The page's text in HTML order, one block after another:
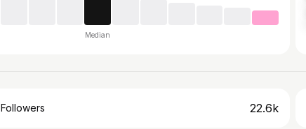
Median
Followers 22.6k